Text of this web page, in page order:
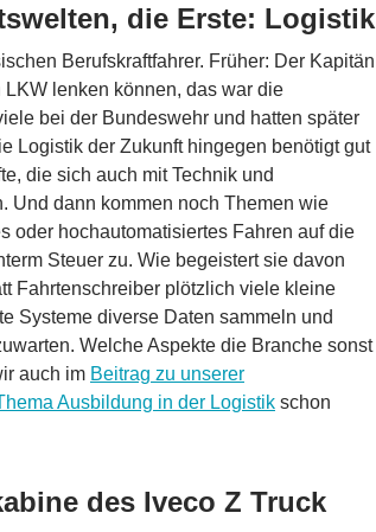
die Erste: Logistik
Berufskraftfahrer. Früher: Der Kapitän
lenken können, das war die
bei der Bundeswehr und hatten später
Logistik der Zukunft hingegen benötigt gut
die sich auch mit Technik und
Und dann kommen noch Themen wie
oder hochautomatisiertes Fahren auf die
Steuer zu. Wie begeistert sie davon
Fahrtenschreiber plötzlich viele kleine
Systeme diverse Daten sammeln und
Welche Aspekte die Branche sonst
auch im Beitrag zu unserer
Ausbildung in der Logistik schon
des Iveco Z Truck